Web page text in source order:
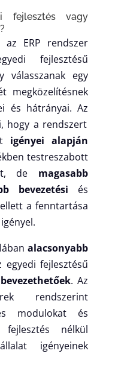
fejlesztés vagy
ERP rendszer
fejlesztésű
válasszanak egy
megközelítésnek
és hátrányai. Az
hogy a rendszert
igényei alapján
testreszabott
de magasabb
bevezetési és
a fenntartása
alacsonyabb
fejlesztésű
. Az
rendszerint
modulokat és
nélkül
igényeinek